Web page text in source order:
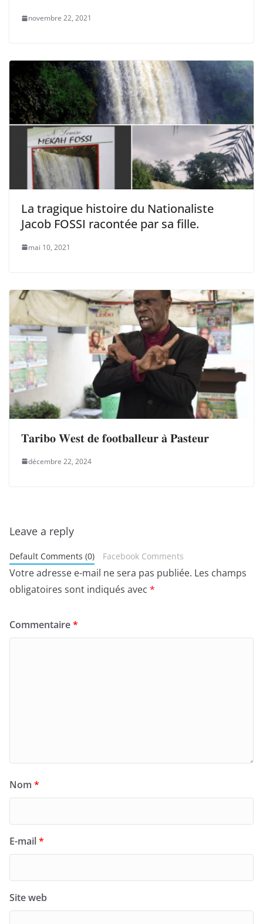
novembre 22, 2021
La tragique histoire du Nationaliste
Jacob FOSSI racontée par sa fille.
mai 10, 2021
𝐓𝐚𝐫𝐢𝐛𝐨 𝐖𝐞𝐬𝐭 𝐝𝐞 𝐟𝐨𝐨𝐭𝐛𝐚𝐥𝐥𝐞𝐮𝐫 𝐚̀ 𝐏𝐚𝐬𝐭𝐞𝐮𝐫
décembre 22, 2024
Leave a reply
Default Comments (0) Facebook Comments
Votre adresse e-mail ne sera pas publiée. Les champs
obligatoires sont indiqués avec *
Commentaire*
Nom *
E-mail*
Site web